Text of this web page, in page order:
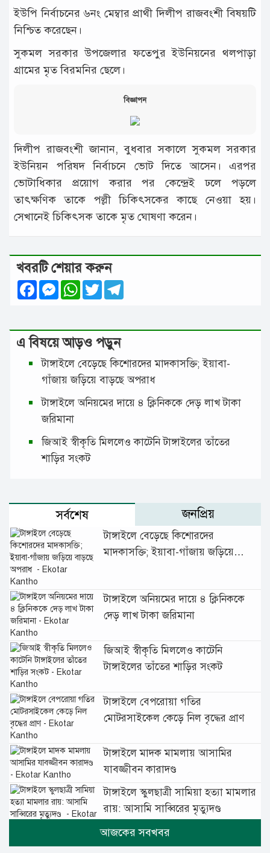
অন্যান্য
ইউপি নির্বাচনের ৬নং মেম্বার প্রাথী দিলীপ রাজবংশী বিষয়টি
নিশ্চিত করেছেন।
সুকমল সরকার উপজেলার ফতেপুর ইউনিয়নের থলপাড়া
গ্রামের মৃত বিরমনির ছেলে।
বিজ্ঞাপন
দিলীপ রাজবংশী জানান, বুধবার সকালে সুকমল সরকার
ইউনিয়ন পরিষদ নির্বাচনে ভোট দিতে আসেন। এরপর
ভোটাধিকার প্রয়োগ করার পর কেন্দ্রেই ঢলে পড়লে
তাৎক্ষণিক তাকে পল্লী চিকিৎসকের কাছে নেওয়া হয়।
সেখানেই চিকিৎসক তাকে মৃত ঘোষণা করেন।
খবরটি শেয়ার করুন
FacebookMessenger
WhatsApp
Twitter
এ বিষয়ে আড়ও পড়ুন
টাঙ্গাইলে বেড়েছে কিশোরদের মাদকাসক্তি; ইয়াবা-
গাঁজায় জড়িয়ে বাড়ছে অপরাধ
টাঙ্গাইলে অনিয়মের দায়ে ৪ ক্লিনিককে দেড় লাখ টাকা
জরিমানা
জিআই স্বীকৃতি মিললেও কাটেনি টাঙ্গাইলের তাঁতের
শাড়ির সংকট
সর্বশেষ জনপ্রিয়
টাঙ্গাইলে বেড়েছে কিশোরদের
মাদকাসক্তি; ইয়াবা-গাঁজায় জড়িয়ে
টাঙ্গাইলে অনিয়মের দায়ে ৪ ক্লিনিককে
দেড় লাখ টাকা জরিমানা
জিআই স্বীকৃতি মিললেও কাটেনি
টাঙ্গাইলের তাঁতের শাড়ির সংকট
টাঙ্গাইলে বেপরোয়া গতির
মোটরসাইকেল কেড়ে নিল বৃদ্ধের প্রাণ
টাঙ্গাইলে মাদক মামলায় আসামির
যাবজ্জীবন কারাদণ্ড
টাঙ্গাইলে স্কুলছাত্রী সামিয়া হত্যা মামলার
রায়: আসামি সাব্বিরের মৃত্যুদণ্ড
টানা বৃষ্টিতে টাঙ্গাইলে বিপর্যস্ত জনজীবন